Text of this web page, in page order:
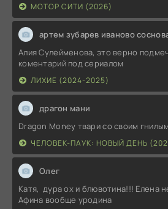
МОТОР СИТИ (2026)
артем зубарев иваново
Алия Сулейменова, это верно
коментарий под сериалом
ЛИХИЕ (2024-2025)
драгон мани
Dragon Money твари со своим
ЧЕЛОВЕК-ПАУК: НОВЫЙ ДЕНЬ
Олег
Катя, дура ох и блювотина!!! Елена
Афина вообще уродина